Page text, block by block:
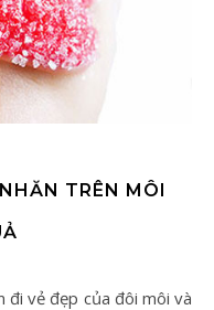
TRÊN MÔI